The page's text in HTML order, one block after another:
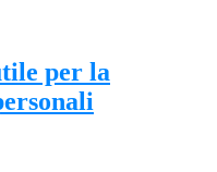
per la